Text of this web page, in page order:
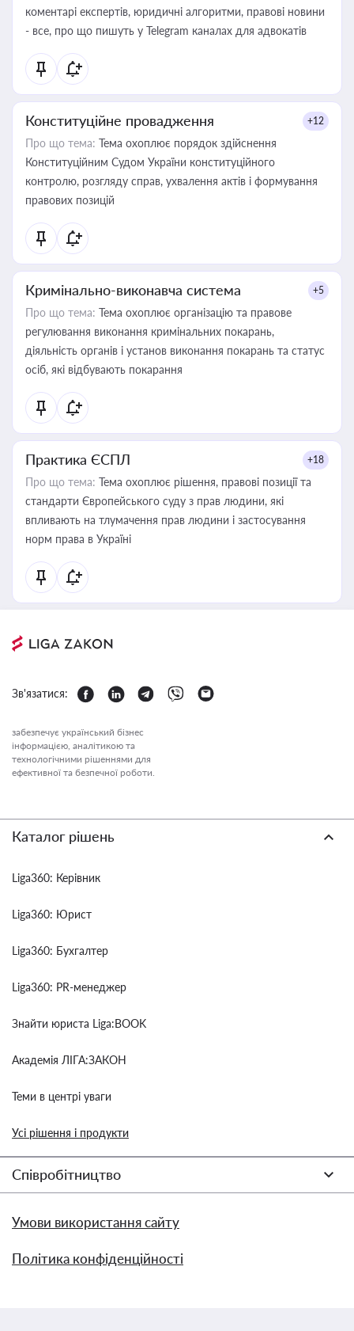
коментарі експертів, юридичні алгоритми, правові новини
- все, про що пишуть у Telegram каналах для адвокатів
Конституційне провадження +12
Про що тема: Тема охоплює порядок здійснення
Конституційним Судом України конституційного
контролю, розгляду справ, ухвалення актів і формування
правових позицій
Кримінально-виконавча система +5
Про що тема: Тема охоплює організацію та правове
регулювання виконання кримінальних покарань,
діяльність органів і установ виконання покарань та статус
осіб, які відбувають покарання
Практика ЄСПЛ +18
Про що тема: Тема охоплює рішення, правові позиції та
стандарти Європейського суду з прав людини, які
впливають на тлумачення прав людини і застосування
норм права в Україні
Зв'язатися:
забезпечує український бізнес
інформацією, аналітикою та
технологічними рішеннями для
ефективної та безпечної роботи.
Каталог рішень
Liga360: Керівник
Liga360: Юрист
Liga360: Бухгалтер
Liga360: PR-менеджер
Знайти юриста Liga:BOOK
Академія ЛІГА:ЗАКОН
Теми в центрі уваги
Усі рішення і продукти
Співробітництво
Умови використання сайту
Політика конфіденційності